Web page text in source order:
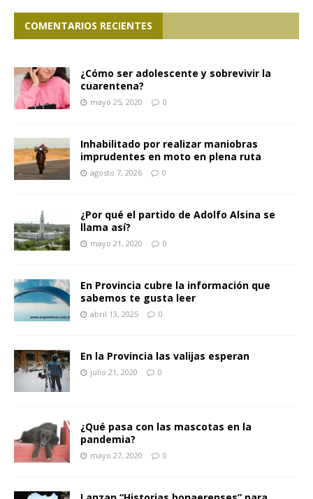
COMENTARIOS RECIENTES
¿Cómo ser adolescente y sobrevivir la
cuarentena?
mayo 25, 2020 0
Inhabilitado por realizar maniobras
imprudentes en moto en plena ruta
agosto 7, 2026 0
¿Por qué el partido de Adolfo Alsina se
llama así?
mayo 21, 2020 0
En Provincia cubre la información que
sabemos te gusta leer
abril 13, 2025 0
En la Provincia las valijas esperan
julio 21, 2020 0
¿Qué pasa con las mascotas en la
pandemia?
mayo 27, 2020 0